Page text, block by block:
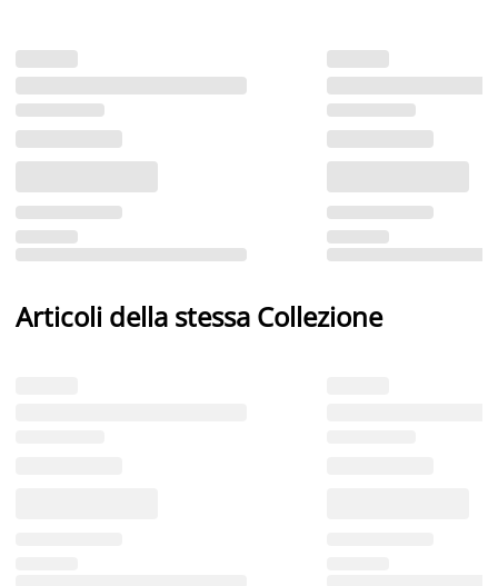
Articoli della stessa Collezione